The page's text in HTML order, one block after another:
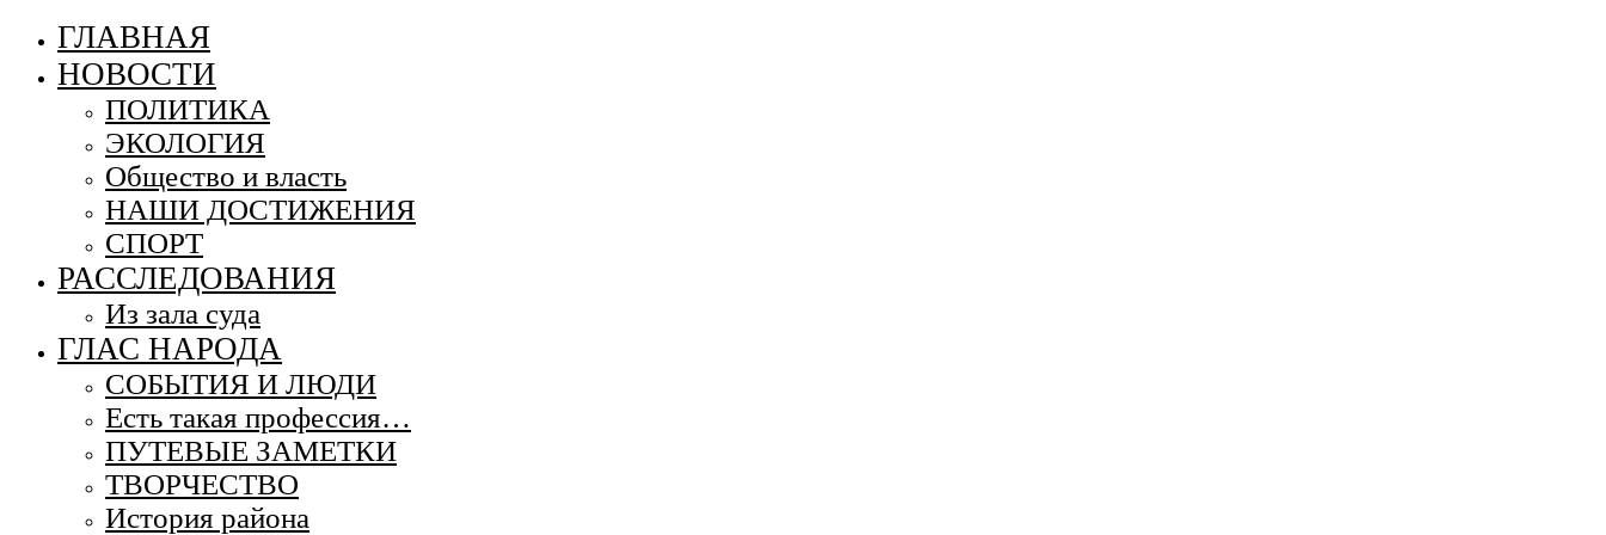
ГЛАВНАЯ
НОВОСТИ
ПОЛИТИКА
ЭКОЛОГИЯ
Общество и власть
НАШИ ДОСТИЖЕНИЯ
СПОРТ
РАССЛЕДОВАНИЯ
Из зала суда
ГЛАС НАРОДА
СОБЫТИЯ И ЛЮДИ
Есть такая профессия…
ПУТЕВЫЕ ЗАМЕТКИ
ТВОРЧЕСТВО
История района